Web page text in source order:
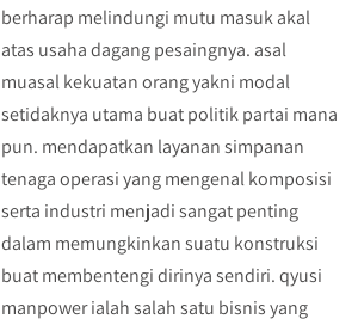
berharap melindungi mutu masuk akal
atas usaha dagang pesaingnya. asal
muasal kekuatan orang yakni modal
setidaknya utama buat politik partai mana
pun. mendapatkan layanan simpanan
tenaga operasi yang mengenal komposisi
serta industri menjadi sangat penting
dalam memungkinkan suatu konstruksi
buat membentengi dirinya sendiri. qyusi
manpower ialah salah satu bisnis yang